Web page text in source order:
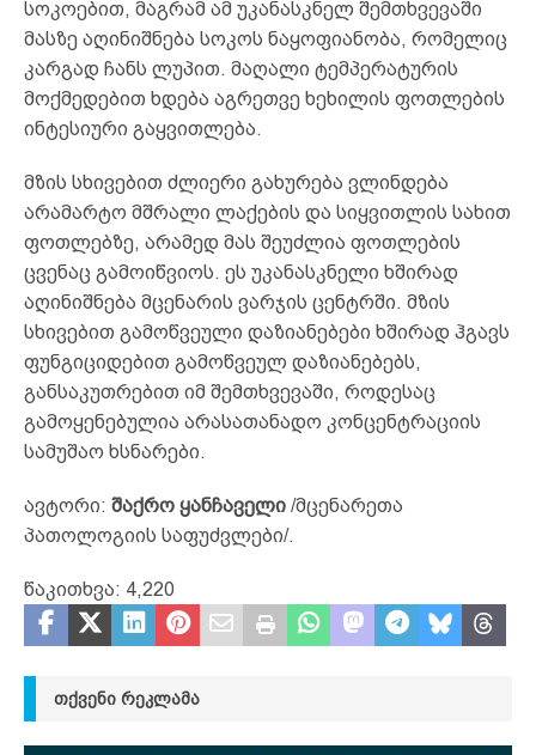
სოკოებით, მაგრამ ამ უკანასკნელ შემთხვევაში
მასზე აღინიშნება სოკოს ნაყოფიანობა, რომელიც
კარგად ჩანს ლუპით. მაღალი ტემპერატურის
მოქმედებით ხდება აგრეთვე ხეხილის ფოთლების
ინტესიური გაყვითლება.
მზის სხივებით ძლიერი გახურება ვლინდება
არამარტო მშრალი ლაქების და სიყვითლის სახით
ფოთლებზე, არამედ მას შეუძლია ფოთლების
ცვენაც გამოიწვიოს. ეს უკანასკნელი ხშირად
აღინიშნება მცენარის ვარჯის ცენტრში. მზის
სხივებით გამოწვეული დაზიანებები ხშირად ჰგავს
ფუნგიციდებით გამოწვეულ დაზიანებებს,
განსაკუთრებით იმ შემთხვევაში, როდესაც
გამოყენებულია არასათანადო კონცენტრაციის
სამუშაო ხსნარები.
ავტორი: შაქრო ყანჩაველი /მცენარეთა
პათოლოგიის საფუძვლები/.
წაკითხვა: 4,220
ᲗᲥᲕᲔᲜᲘ ᲠᲔᲙᲚᲐᲛᲐ